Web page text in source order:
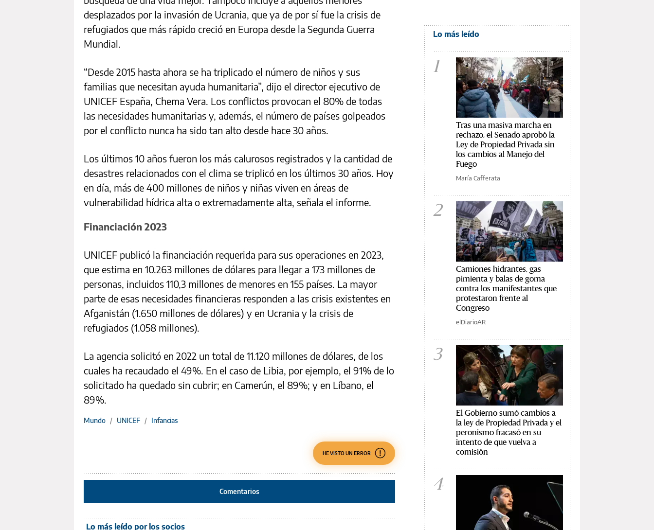
desplazados por la invasión de Ucrania, que ya de por sí fue la crisis de
refugiados que más rápido creció en Europa desde la Segunda Guerra
Mundial.
“Desde 2015 hasta ahora se ha triplicado el número de niños y sus
familias que necesitan ayuda humanitaria”, dijo el director ejecutivo de
UNICEF España, Chema Vera. Los conflictos provocan el 80% de todas
las necesidades humanitarias y, además, el número de países golpeados
por el conflicto nunca ha sido tan alto desde hace 30 años.
Los últimos 10 años fueron los más calurosos registrados y la cantidad de
desastres relacionados con el clima se triplicó en los últimos 30 años. Hoy
en día, más de 400 millones de niños y niñas viven en áreas de
vulnerabilidad hídrica alta o extremadamente alta, señala el informe.
Financiación 2023
UNICEF publicó la financiación requerida para sus operaciones en 2023,
que estima en 10.263 millones de dólares para llegar a 173 millones de
personas, incluidos 110,3 millones de menores en 155 países. La mayor
parte de esas necesidades financieras responden a las crisis existentes en
Afganistán (1.650 millones de dólares) y en Ucrania y la crisis de
refugiados (1.058 millones).
La agencia solicitó en 2022 un total de 11.120 millones de dólares, de los
cuales ha recaudado el 49%. En el caso de Libia, por ejemplo, el 91% de lo
solicitado ha quedado sin cubrir; en Camerún, el 89%; y en Líbano, el
89%.
Mundo / UNICEF / Infancias
HE VISTO UN ERROR
Comentarios
Lo más leído por los socios
Lo más leído
1
Tras una masiva marcha en
rechazo, el Senado aprobó la
Ley de Propiedad Privada sin
los cambios al Manejo del
Fuego
María Cafferata
2
Camiones hidrantes, gas
pimienta y balas de goma
contra los manifestantes que
protestaron frente al
Congreso
elDiarioAR
3
El Gobierno sumó cambios a
la ley de Propiedad Privada y el
peronismo fracasó en su
intento de que vuelva a
comisión
4